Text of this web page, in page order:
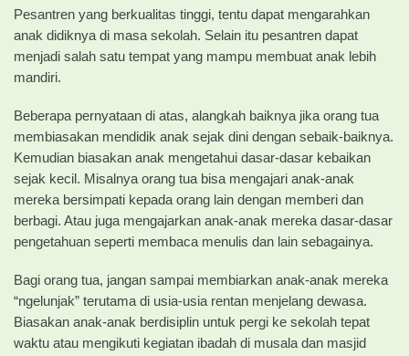
Pesantren yang berkualitas tinggi, tentu dapat mengarahkan
anak didiknya di masa sekolah. Selain itu pesantren dapat
menjadi salah satu tempat yang mampu membuat anak lebih
mandiri.
Beberapa pernyataan di atas, alangkah baiknya jika orang tua
membiasakan mendidik anak sejak dini dengan sebaik-baiknya.
Kemudian biasakan anak mengetahui dasar-dasar kebaikan
sejak kecil. Misalnya orang tua bisa mengajari anak-anak
mereka bersimpati kepada orang lain dengan memberi dan
berbagi. Atau juga mengajarkan anak-anak mereka dasar-dasar
pengetahuan seperti membaca menulis dan lain sebagainya.
Bagi orang tua, jangan sampai membiarkan anak-anak mereka
“ngelunjak” terutama di usia-usia rentan menjelang dewasa.
Biasakan anak-anak berdisiplin untuk pergi ke sekolah tepat
waktu atau mengikuti kegiatan ibadah di musala dan masjid